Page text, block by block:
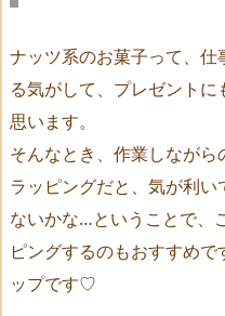
ナッツ系のお菓子って、
る気がして、プレゼント
思います。
そんなとき、作業しなが
ラッピングだと、気が利
ないかな…ということで、
ピングするのもおすすめ
ップです♡